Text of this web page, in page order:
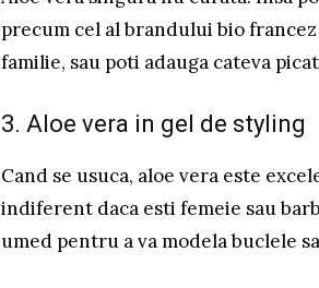
precum cel al brandului bio
familie, sau poti adauga cateva
3. Aloe vera in gel de styling
Cand se usuca, aloe vera este
indiferent daca esti femeie sau
umed pentru a va modela buclele